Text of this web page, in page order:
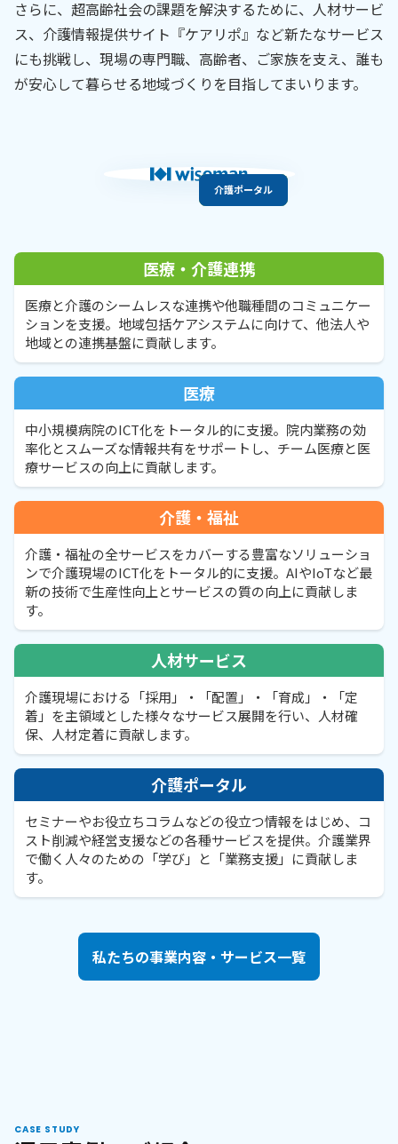
さらに、超高齢社会の課題を解決するために、人材サービ
ス、介護情報提供サイト『ケアリポ』など新たなサービス
にも挑戦し、現場の専門職、高齢者、ご家族を支え、誰も
が安心して暮らせる地域づくりを目指してまいります。
医療・介護連携
医療
介護・福祉
人材サービス
介護ポータル
医療・介護連携
医療と介護のシームレスな連携や他職種間のコミュニケー
ションを支援。地域包括ケアシステムに向けて、他法人や
地域との連携基盤に貢献します。
医療
中小規模病院のICT化をトータル的に支援。院内業務の効
率化とスムーズな情報共有をサポートし、チーム医療と医
療サービスの向上に貢献します。
介護・福祉
介護・福祉の全サービスをカバーする豊富なソリューショ
ンで介護現場のICT化をトータル的に支援。AIやIoTなど最
新の技術で生産性向上とサービスの質の向上に貢献しま
す。
人材サービス
介護現場における「採用」・「配置」・「育成」・「定
着」を主領域とした様々なサービス展開を行い、人材確
保、人材定着に貢献します。
介護ポータル
セミナーやお役立ちコラムなどの役立つ情報をはじめ、コ
スト削減や経営支援などの各種サービスを提供。介護業界
で働く人々のための「学び」と「業務支援」に貢献しま
す。
私たちの事業内容・サービス一覧
CASE STUDY